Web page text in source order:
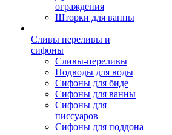
ограждения
Шторки для ванны
Сливы переливы и
сифоны
Сливы-переливы
Подводы для воды
Сифоны для биде
Сифоны для ванны
Сифоны для
писсуаров
Сифоны для поддона